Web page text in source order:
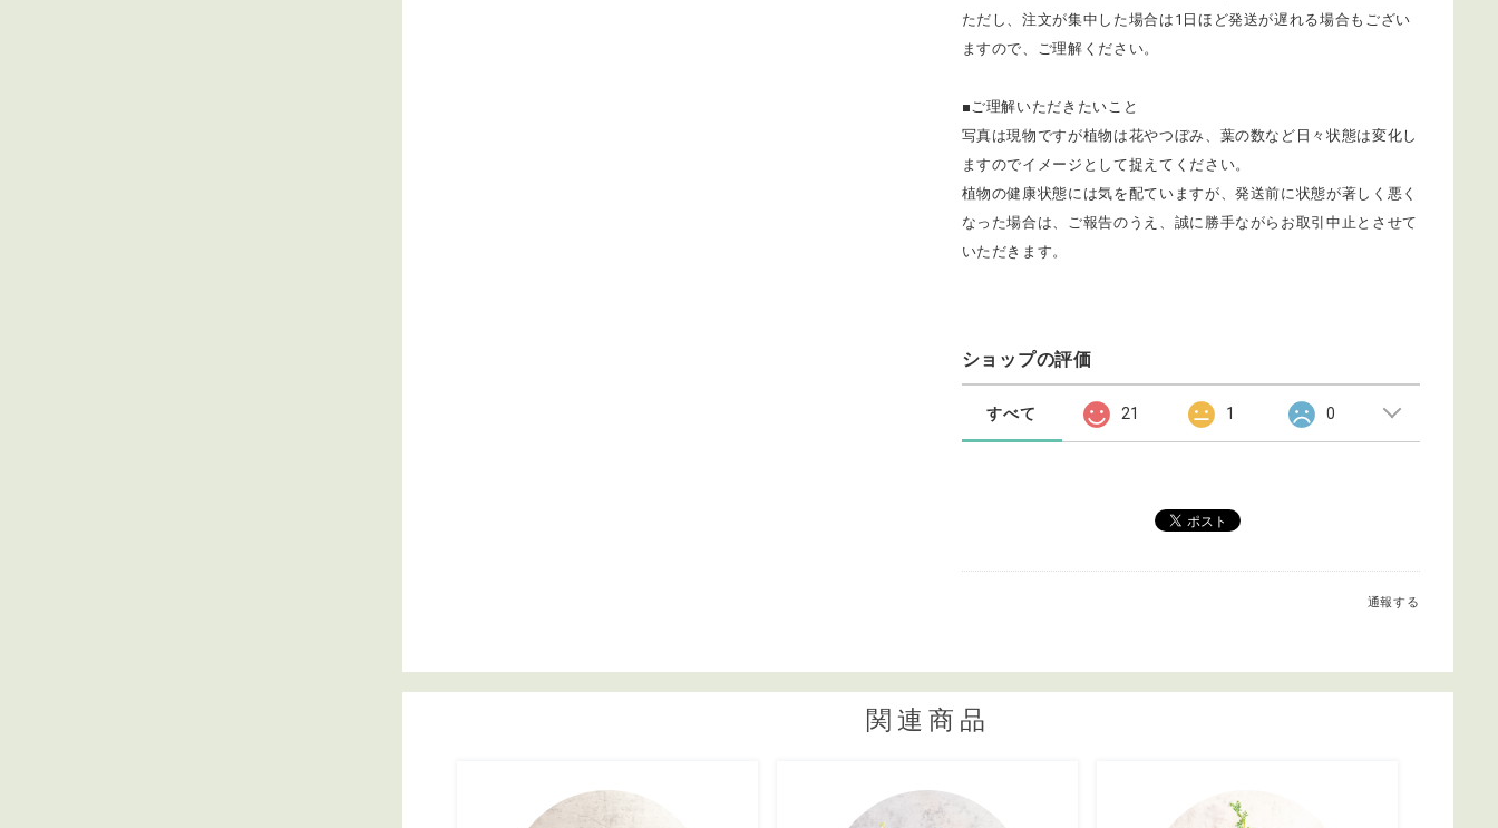
ただし、注文が集中した場合は1日ほど発送が遅れる場合もござい
ますので、ご理解ください。
■ご理解いただきたいこと
写真は現物ですが植物は花やつぼみ、葉の数など日々状態は変化し
ますのでイメージとして捉えてください。
植物の健康状態には気を配ていますが、発送前に状態が著しく悪く
なった場合は、ご報告のうえ、誠に勝手ながらお取引中止とさせて
いただきます。
ショップの評価
すべて 21 1 0
通報する
関連商品